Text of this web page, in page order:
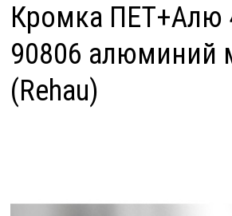
Кромка ПЕТ+Алю
90806 алюминий
(Rehau)